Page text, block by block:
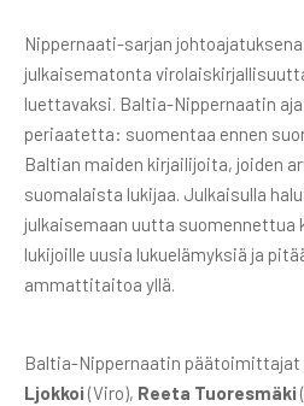
Nippernaati-sarjan
julkaisematonta
luettavaksi. Baltia-Nippernaatin
periaatetta: suomentaa ennen
Baltian maiden kirjailijoita, joiden
suomalaista lukijaa. Julkaisulla
julkaisemaan uutta suomennettua
lukijoille uusia lukuelämyksiä ja
ammattitaitoa yllä.
Baltia-Nippernaatin päätoimittajat
Ljokkoi (Viro), Reeta Tuoresmäki